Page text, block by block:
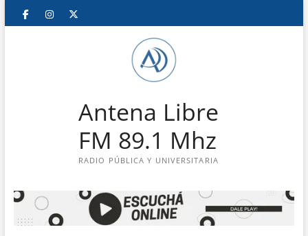
Saltar
FacebookInstagram
Antena Libre
FM 89.1 Mhz
RADIO PÚBLICA Y UNIVERSITARIA